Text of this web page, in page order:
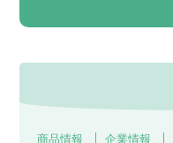
商品情報 企業情報